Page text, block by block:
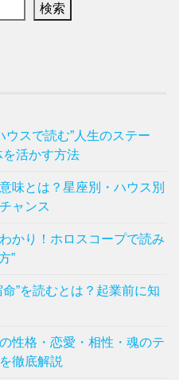
検索
スで読む”人生のステー
を活かす方法
味とは？星座別・ハウス別
ャンス
かり！ホロスコープで読み
”
”を読むとは？起業前に知
性格・恋愛・相性・魂のテ
徹底解説